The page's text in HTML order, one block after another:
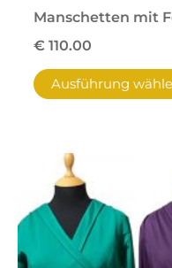
Manschetten mit
€110.00
Ausführung